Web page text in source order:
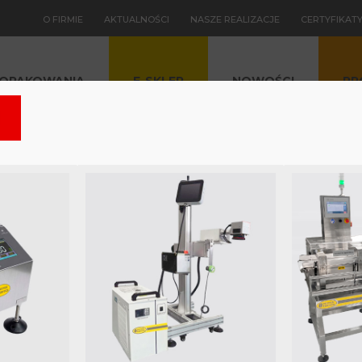
O FIRMIE AKTUALNOŚCI NASZE REALIZACJE CERTYFIKATY
E-SKLEP NOWOŚCI